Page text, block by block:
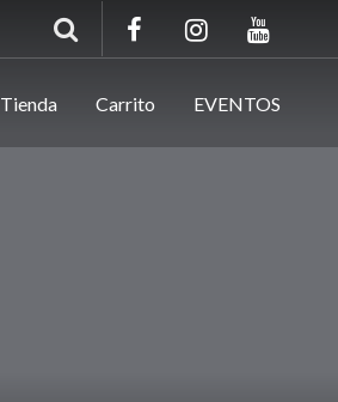
Tienda Carrito EVENTOS